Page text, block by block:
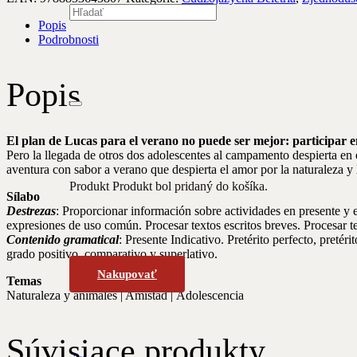
Produkt Produkt bol pridaný do košíka.
Nakupovať
Popis
Podrobnosti
Popis
El plan de Lucas para el verano no puede ser mejor: participar
Pero la llegada de otros dos adolescentes al campamento despierta
aventura con sabor a verano que despierta el amor por la naturaleza y
Sílabo
Destrezas: Proporcionar información sobre actividades en presente
expresiones de uso común. Procesar textos escritos breves.
Contenido gramatical: Presente Indicativo. Pretérito perfecto,
grado positivo, comparativo y superlativo.
Temas
Naturaleza y animales | Amistad | Adolescencia